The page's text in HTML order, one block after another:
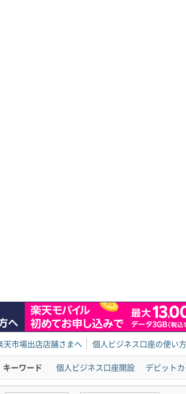
天市場出店店舗さまへ 個人ビジネス口座の使い方
キーワード 個人ビジネス口座開設 デビット